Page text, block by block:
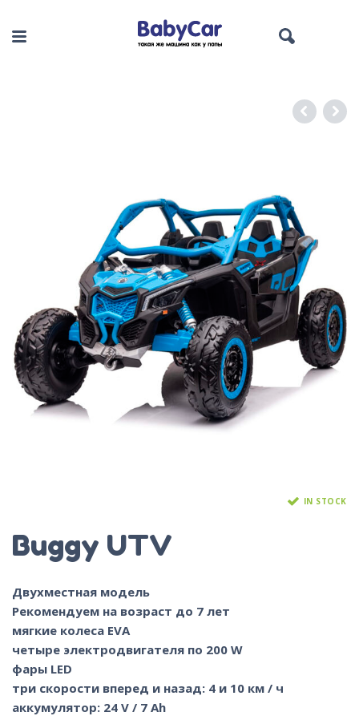
IN STOCK
Buggy UTV
Двухместная модель
Рекомендуем на возраст до 7 лет
мягкие колеса EVA
четыре электродвигателя по 200 W
фары LED
три скорости вперед и назад: 4 и 10 км / ч
аккумулятор: 24 V / 7 Ah